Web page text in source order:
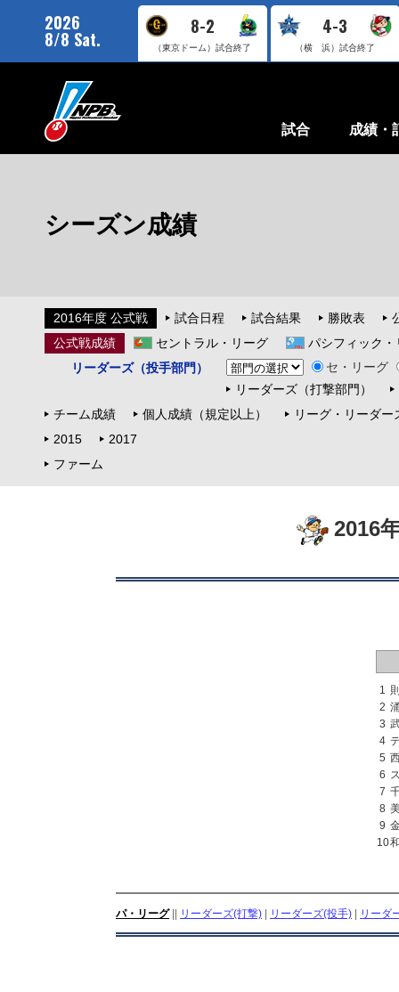
2026
8/8 Sat.
8-2
（東京ドーム）試合終了
4-3
（横 浜）試合終了
試合 成績・
シーズン成績
2016年度 公式戦 試合日程 試合結果 勝敗表
公式戦成績
セントラル・リーグ
パシフィック・
リーダーズ（投手部門）
セ・リーグ
リーダーズ（打撃部門）
チーム成績
個人成績（規定以上）
リーグ・リーダー
2015
2017
ファーム
2016
1
2
3
4
5
6
7
8
9
10
パ・リーグ|| リーダーズ(打撃) リーダーズ(投手) リーダ